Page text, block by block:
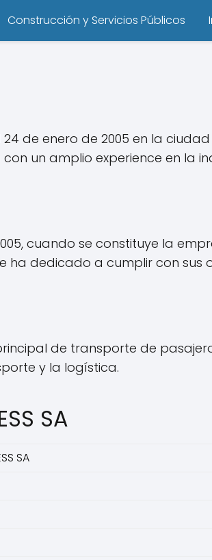
Construcción y Servicios Públicos
24 de enero de 2005 en la
un amplio experience en la
2005, cuando se constituye la
dedicado a cumplir con sus
de transporte de
y la logística.
SA
SA